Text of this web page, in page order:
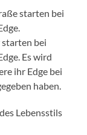
starten bei
bei
Es wird
ihr Edge bei
haben.
Lebensstils